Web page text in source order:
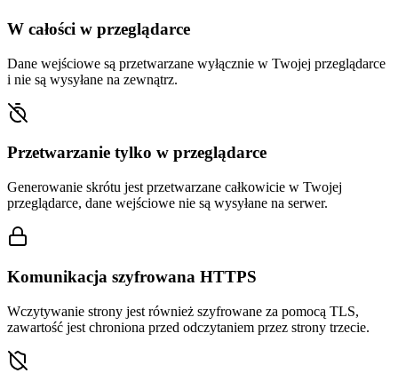
W całości w przeglądarce
Dane wejściowe są przetwarzane wyłącznie w Twojej przeglądarce
i nie są wysyłane na zewnątrz.
Przetwarzanie tylko w przeglądarce
Generowanie skrótu jest przetwarzane całkowicie w Twojej
przeglądarce, dane wejściowe nie są wysyłane na serwer.
Komunikacja szyfrowana HTTPS
Wczytywanie strony jest również szyfrowane za pomocą TLS,
zawartość jest chroniona przed odczytaniem przez strony trzecie.